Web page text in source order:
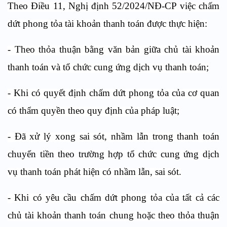
Theo Điều 11, Nghị định 52/2024/NĐ-CP việc chấm
dứt phong tỏa tài khoản thanh toán được thực hiện:
- Theo thỏa thuận bằng văn bản giữa chủ tài khoản
thanh toán và tổ chức cung ứng dịch vụ thanh toán;
- Khi có quyết định chấm dứt phong tỏa của cơ quan
có thẩm quyền theo quy định của pháp luật;
- Đã xử lý xong sai sót, nhầm lẫn trong thanh toán
chuyển tiền theo trường hợp tổ chức cung ứng dịch
vụ thanh toán phát hiện có nhầm lẫn, sai sót.
- Khi có yêu cầu chấm dứt phong tỏa của tất cả các
chủ tài khoản thanh toán chung hoặc theo thỏa thuận